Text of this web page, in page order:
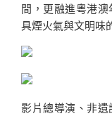
間，更融進粵港
具煙火氣與文明味
影片總導演、非